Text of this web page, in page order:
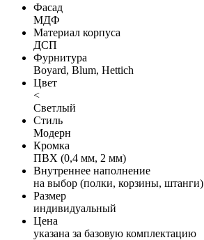
Фасад
МДФ
Материал корпуса
ДСП
Фурнитура
Boyard, Blum, Hettich
Цвет
<
Светлый
Стиль
Модерн
Кромка
ПВХ (0,4 мм, 2 мм)
Внутреннее наполнение
на выбор (полки, корзины, штанги)
Размер
индивидуальный
Цена
указана за базовую комплектацию